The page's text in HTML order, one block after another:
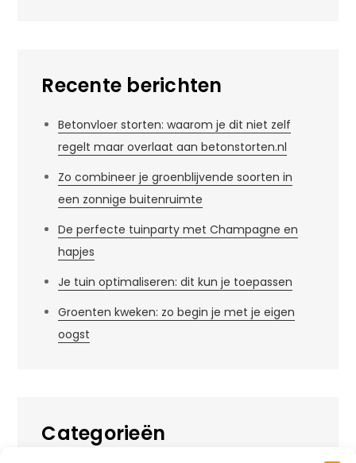
Recente berichten
Betonvloer storten: waarom je dit niet zelf
regelt maar overlaat aan betonstorten.nl
Zo combineer je groenblijvende soorten in
een zonnige buitenruimte
De perfecte tuinparty met Champagne en
hapjes
Je tuin optimaliseren: dit kun je toepassen
Groenten kweken: zo begin je met je eigen
oogst
Categorieën